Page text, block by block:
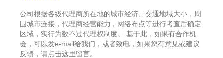
公司根据各级代理商所在地的城市经济、交通地域大小，周
围城市连接，代理商经营能力，网络布点等进行考查后确定
区域，实行为数不过代理权制度。 基于此，如果有合作机
会，可以发e-mail给我们，或者致电，如果您有意见或建议
反馈，请点击这里留言。